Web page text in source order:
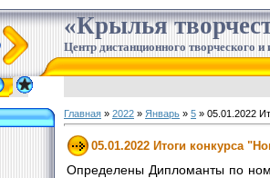
«Крылья
Центр дистанционного творческого и
Главная » 2022 » Январь » 5 » 05.01.2022
05.01.2022 Итоги конкурса
Определены Дипломанты по